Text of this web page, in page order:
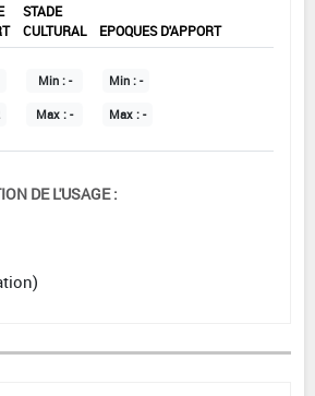
STADE
CULTURAL
EPOQUES D'APPORT
Min : -
Max : -
Min : -
Max : -
DE L'USAGE :